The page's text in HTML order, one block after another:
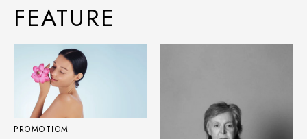
FEATURE
PROMOTIOM